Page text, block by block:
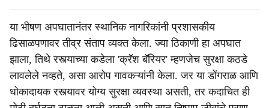
या भीषण अपघातानंतर स्थानिक नागरिकांनी प्रशासकीय
ढिसाळपणावर तीव्र संताप व्यक्त केला. ज्या ठिकाणी हा अपघात
झाला, तिथे रस्त्याच्या कडेला 'क्रॅश बॅरियर' म्हणजेच सुरक्षा कठडे
लावलेले नव्हते, असा आरोप गावकऱ्यांनी केला. जर या डोंगराळ आणि
धोकादायक रस्त्यावर योग्य सुरक्षा व्यवस्था असती, तर कदाचित ही